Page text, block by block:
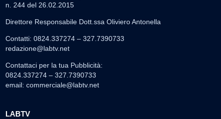
n. 244 del 26.02.2015
Direttore Responsabile Dott.ssa Oliviero Antonella
Contatti: 0824.337274 – 327.7390733
redazione@labtv.net
Contattaci per la tua Pubblicità:
0824.337274 – 327.7390733
email: commerciale@labtv.net
LABTV